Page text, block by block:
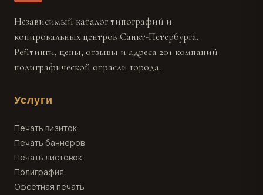
Независимый каталог типографий и
копировальных центров Санкт-Петербурга.
Рейтинги, цены, отзывы и адреса 20+ компаний
полиграфической отрасли города.
Услуги
Печать визиток
Печать баннеров
Печать листовок
Полиграфия
Офсетная печать